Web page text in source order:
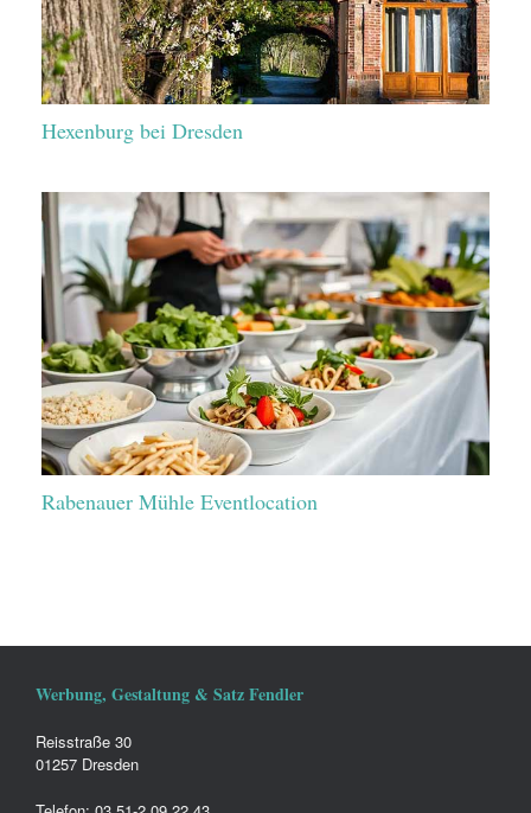
Hexenburg bei Dresden
Rabenauer Mühle Eventlocation
Werbung, Gestaltung & Satz Fendler
Reisstraße 30
01257 Dresden